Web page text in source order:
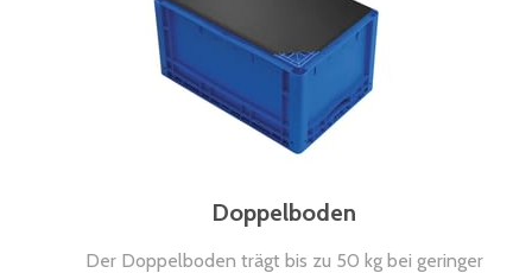
Doppelboden
Der Doppelboden trägt bis zu 50 kg bei geringer